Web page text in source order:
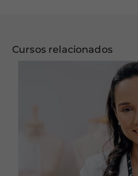
Cursos relacionados